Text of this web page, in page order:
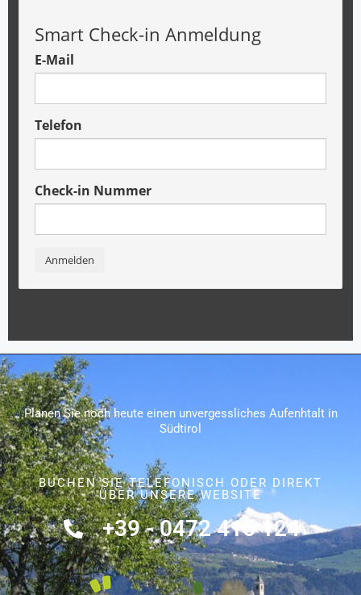
Planen Sie noch heute einen unvergessliches Aufenhtalt in
Südtirol
BUCHEN SIE TELEFONISCH ODER DIREKT
ÜBER UNSERE WEBSITE
+39 - 0472 415 124